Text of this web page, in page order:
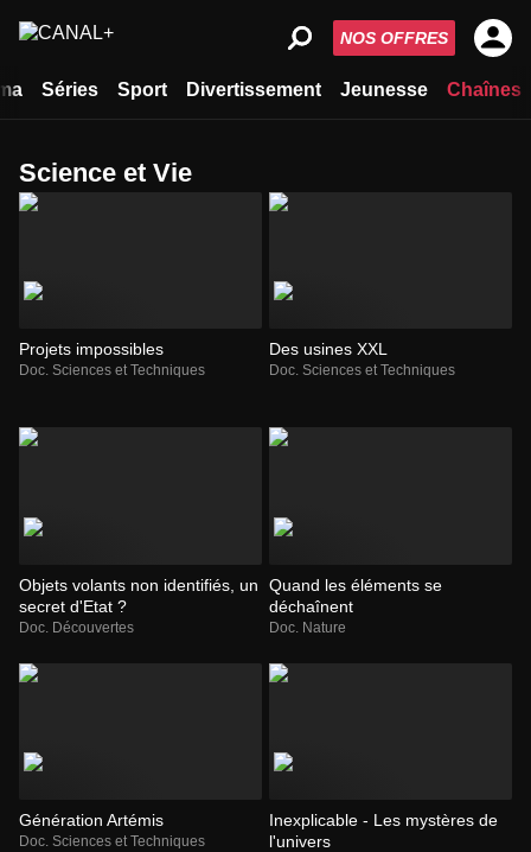
Séries Sport Divertissement Jeunesse Chaînes
NOS OFFRES
Science et Vie
Projets impossibles
Doc. Sciences et Techniques
Des usines XXL
Doc. Sciences et Techniques
Objets volants non identifiés, un
secret d'Etat ?
Doc. Découvertes
Quand les éléments se
déchaînent
Doc. Nature
Génération Artémis
Doc. Sciences et Techniques
Inexplicable - Les mystères de
l'univers